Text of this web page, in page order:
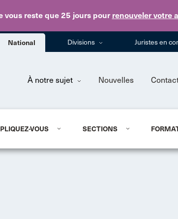
vous reste que 25 jourspour renouveler votre
National Divisions Juristes en
À notre sujet Nouvelles
VOUS SECTIONS